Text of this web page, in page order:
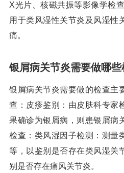
X光片、核磁共振等影像学检
用于类风湿性关节炎及风湿性
痛。
银屑病关节炎需要做哪些
银屑病关节炎需要做的检查主
查：皮疹鉴别：由皮肤科专家
果确诊为银屑病，则患银屑病
检查：类风湿因子检测：测量
等，以鉴别是否存在类风湿关
别是否存在痛风关节炎。